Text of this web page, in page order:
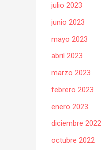
julio 2023
junio 2023
mayo 2023
abril 2023
marzo 2023
febrero 2023
enero 2023
diciembre 2022
octubre 2022